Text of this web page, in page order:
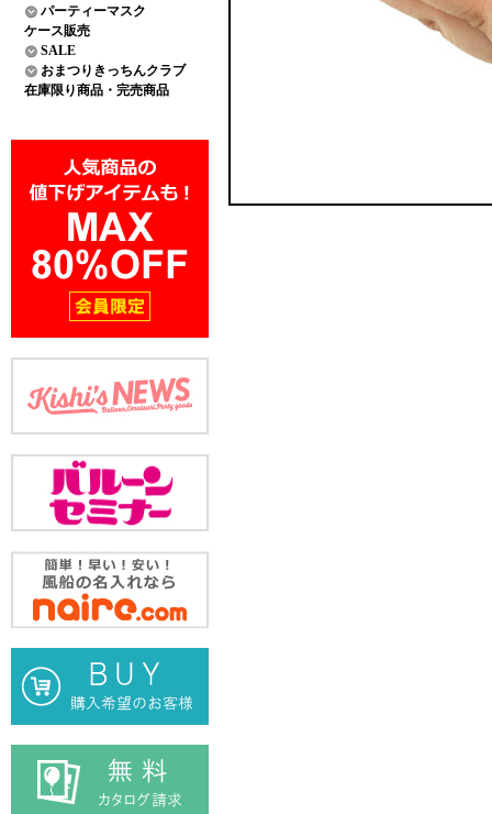
パーティーマスク
ケース販売
SALE
おまつりきっちんクラブ
在庫限り商品・完売商品